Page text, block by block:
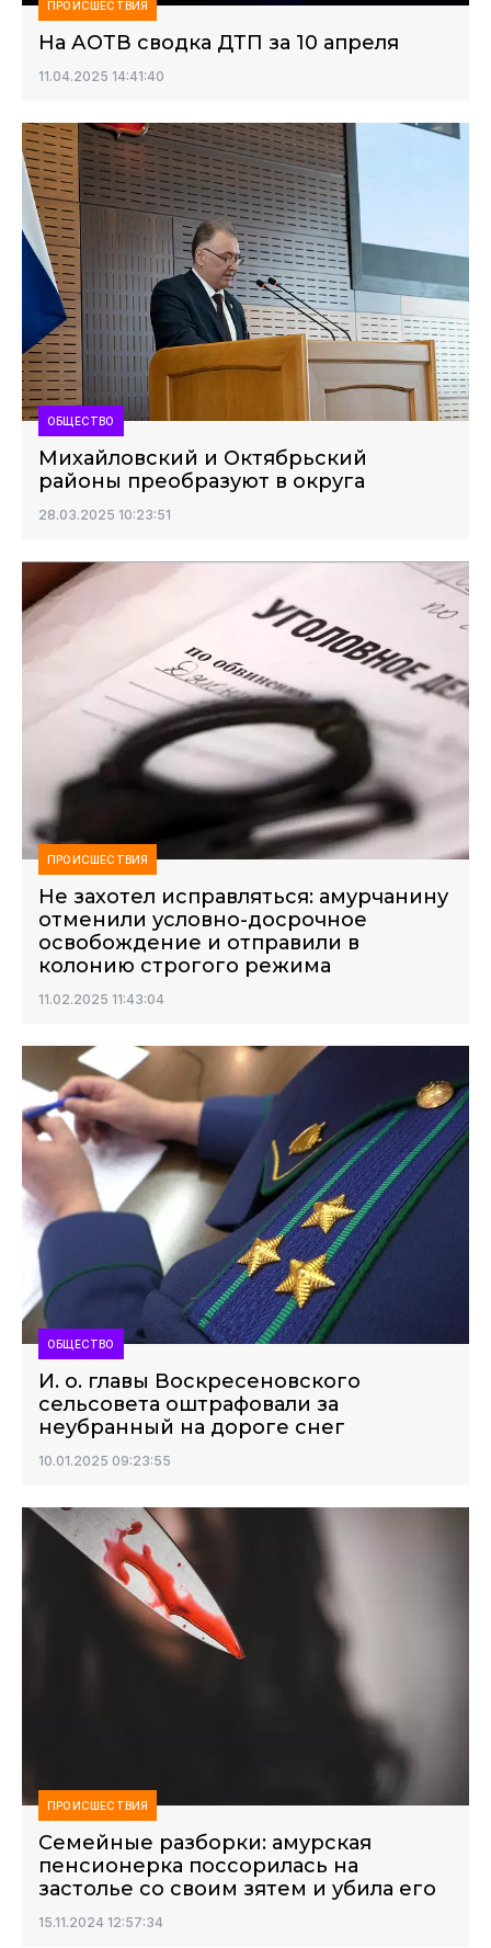
ПРОИСШЕСТВИЯ
На АОТВ сводка ДТП за 10 апреля
11.04.2025 14:41:40
ОБЩЕСТВО
Михайловский и Октябрьский
районы преобразуют в округа
28.03.2025 10:23:51
ПРОИСШЕСТВИЯ
Не захотел исправляться: амурчанину
отменили условно-досрочное
освобождение и отправили в
колонию строгого режима
11.02.2025 11:43:04
ОБЩЕСТВО
И. о. главы Воскресеновского
сельсовета оштрафовали за
неубранный на дороге снег
10.01.2025 09:23:55
ПРОИСШЕСТВИЯ
Семейные разборки: амурская
пенсионерка поссорилась на
застолье со своим зятем и убила его
15.11.2024 12:57:34